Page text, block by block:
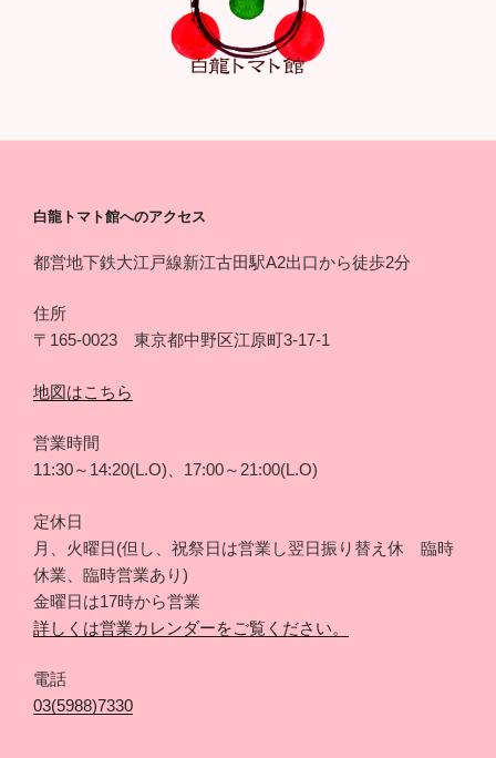
白龍トマト館へのアクセス
都営地下鉄大江戸線新江古田駅A2出口から徒歩2分
住所
〒165-0023 東京都中野区江原町3-17-1
地図はこちら
営業時間
11:30～14:20(L.O)、17:00～21:00(L.O)
定休日
月、火曜日(但し、祝祭日は営業し翌日振り替え休 臨時
休業、臨時営業あり)
金曜日は17時から営業
詳しくは営業カレンダーをご覧ください。
電話
03(5988)7330